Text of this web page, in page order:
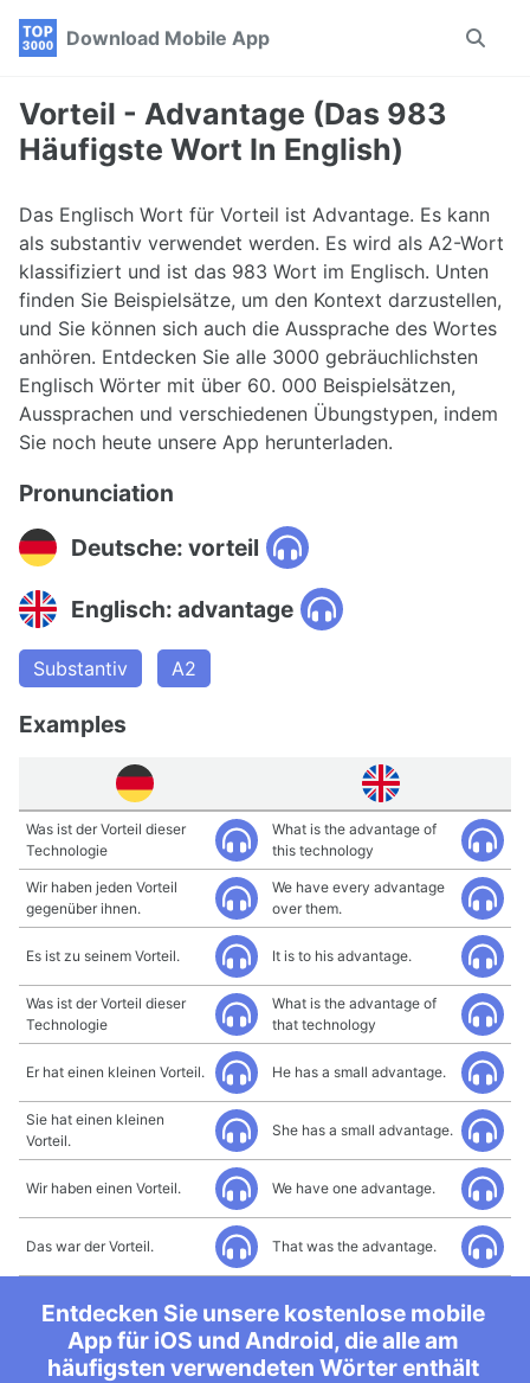
Skip
navigation
Skip
Skip
Download Mobile App
Toggle
Vorteil - Advantage (Das 983
Häufigste Wort In English)
Das Englisch Wort für Vorteil ist Advantage. Es kann
als substantiv verwendet werden. Es wird als A2-Wort
klassifiziert und ist das 983 Wort im Englisch. Unten
finden Sie Beispielsätze, um den Kontext darzustellen,
und Sie können sich auch die Aussprache des Wortes
anhören. Entdecken Sie alle 3000 gebräuchlichsten
Englisch Wörter mit über 60. 000 Beispielsätzen,
Aussprachen und verschiedenen Übungstypen, indem
Sie noch heute unsere App herunterladen.
Pronunciation
Deutsche: vorteil
Englisch: advantage
Substantiv A2
Examples
Was ist der Vorteil dieser
Technologie
What is the advantage of
this technology
Wir haben jeden Vorteil
gegenüber ihnen.
We have every advantage
over them.
Es ist zu seinem Vorteil. It is to his advantage.
Was ist der Vorteil dieser
Technologie
What is the advantage of
that technology
Er hat einen kleinen Vorteil. He has a small advantage.
Sie hat einen kleinen
Vorteil.
She has a small advantage.
Wir haben einen Vorteil. We have one advantage.
Das war der Vorteil. That was the advantage.
Entdecken Sie unsere kostenlose mobile
App für iOS und Android, die alle am
häufigsten verwendeten Wörter enthält